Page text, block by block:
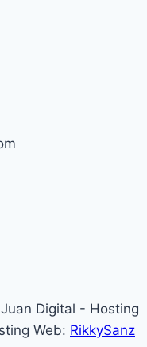
Digital - Hosting
Web: RikkySanz